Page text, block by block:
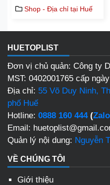
Shop - Địa chỉ tại Huế
HUETOPLIST
Đơn vị chủ quản: Công ty
MST: 0402001765 cấp
Địa chỉ: 55 Võ Duy Ninh,
phố Huế
Hotline: 0888 160 444(Zalo
Email:
Quản lý nội dung: Nguyễn
VỀ CHÚNG TÔI
Giới thiệu